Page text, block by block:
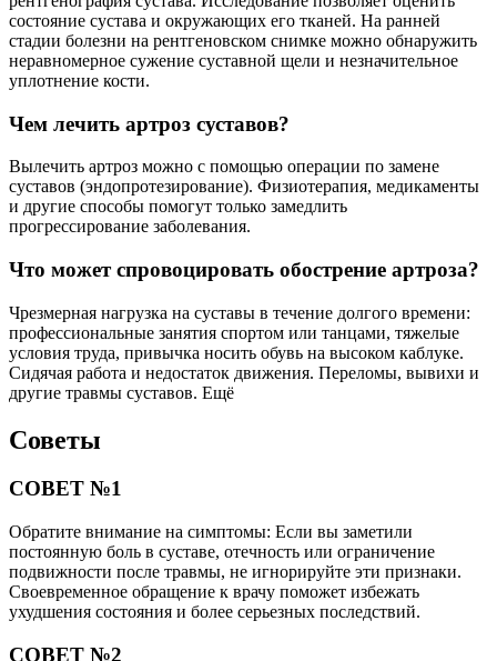
состояние сустава и окружающих его тканей. На ранней
стадии болезни на рентгеновском снимке можно обнаружить
неравномерное сужение суставной щели и незначительное
уплотнение кости.
Чем лечить артроз суставов?
Вылечить артроз можно с помощью операции по замене
суставов (эндопротезирование). Физиотерапия, медикаменты
и другие способы помогут только замедлить
прогрессирование заболевания.
Что может спровоцировать обострение артроза?
Чрезмерная нагрузка на суставы в течение долгого времени:
профессиональные занятия спортом или танцами, тяжелые
условия труда, привычка носить обувь на высоком каблуке.
Сидячая работа и недостаток движения. Переломы, вывихи и
другие травмы суставов. Ещё
Советы
СОВЕТ №1
Обратите внимание на симптомы: Если вы заметили
постоянную боль в суставе, отечность или ограничение
подвижности после травмы, не игнорируйте эти признаки.
Своевременное обращение к врачу поможет избежать
ухудшения состояния и более серьезных последствий.
СОВЕТ №2